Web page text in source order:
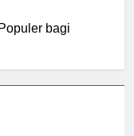
bagi